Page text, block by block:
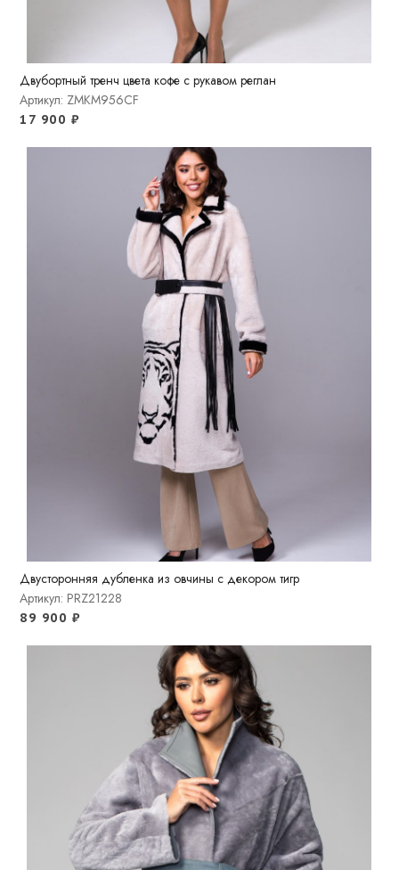
Двубортный тренч цвета кофе с рукавом реглан
Артикул: ZMKM956CF
17 900 ₽
Двусторонняя дубленка из овчины с декором тигр
Артикул: PRZ21228
89 900 ₽